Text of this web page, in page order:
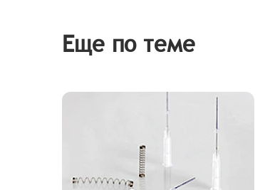
Еще по теме